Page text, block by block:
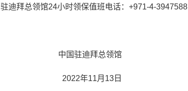
驻迪拜总领馆24小时领保值班电话：+971-4-3947588
中国驻迪拜总领馆
2022年11月13日